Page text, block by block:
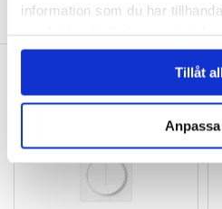
information som du har
Tillåt
Anpassa
SKRIV EN
ANDRA KUNDER
luftfuktighetssensor - svart